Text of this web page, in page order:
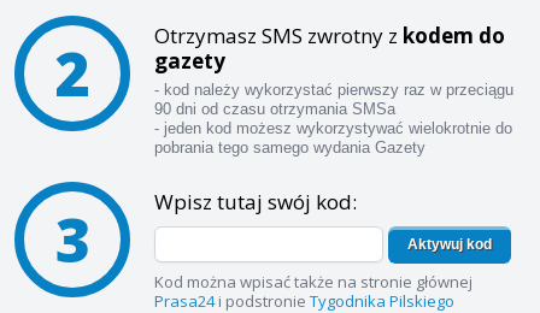
2 Otrzymasz SMS zwrotny z kodem do
gazety
- kod należy wykorzystać pierwszy raz w przeciągu
90 dni od czasu otrzymania SMSa
- jeden kod możesz wykorzystywać wielokrotnie do
pobrania tego samego wydania Gazety
3 Wpisz tutaj swój kod:
Aktywuj kod
Kod można wpisać także na stronie głównej
Prasa24i podstronie Tygodnika Pilskiego